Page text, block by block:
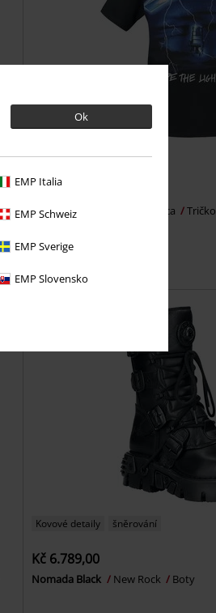
Ok
EMP Italia
EMP Schweiz
EMP Sverige
EMP Slovensko
Plus Size
Kč 599,00
Ride The Lightning Metallica Tričko
Kovové detaily šněrování
Kč 6.789,00
Nomada Black New Rock Boty